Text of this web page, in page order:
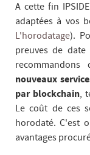
A cette fin
adaptées à vos
L'horodatage).
preuves de date
recommandons
nouveaux
par blockchain,
Le coût de ces
horodaté. C'est
avantages